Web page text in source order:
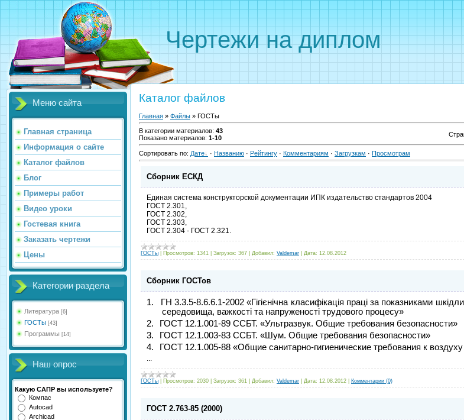
Чертежи на диплом
Меню сайта
Главная страница
Информация о сайте
Каталог файлов
Блог
Примеры работ
Видео уроки
Гостевая книга
Заказать чертежи
Цены
Категории раздела
Литература [6]
ГОСТы [43]
Программы [14]
Наш опрос
Какую САПР вы используете?
Компас
Autocad
Archicad
Каталог файлов
Главная » Файлы » ГОСТы
В категории материалов: 43
Показано материалов: 1-10
Сортировать по: Дате · Названию · Рейтингу · Комментариям · Загрузкам · Просмотрам
Сборник ЕСКД
Единая система конструкторской документации ИПК издательство стандартов 2004
ГОСТ 2.301,
ГОСТ 2.302,
ГОСТ 2.303,
ГОСТ 2.304 - ГОСТ 2.321.
ГОСТы Просмотров: 1341 Загрузок: 367 Добавил: Valdemar Дата: 12.08.2012
Сборник ГОСТов
1. ГН 3.3.5-8.6.6.1-2002 «Гігієнічна класифікація праці за показниками
середовища, важкості та напруженості трудового процесу»
2.
ГОСТ 12.1.001-89 ССБТ. «Ультразвук. Общие требования безопасности»
3.
ГОСТ 12.1.003-83 ССБТ. «Шум. Общие требования безопасности»
4.
ГОСТ 12.1.005-88 «Общие санитарно-гигиенические требования к
...
ГОСТы Просмотров: 2030 Загрузок: 361 Добавил: Valdemar Дата: 12.08.2012 Комментарии (0)
ГОСТ 2.763-85 (2000)